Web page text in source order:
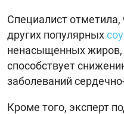
Специалист отметила,
других популярных
ненасыщенных жиров,
способствует
заболеваний
Кроме того, эксперт